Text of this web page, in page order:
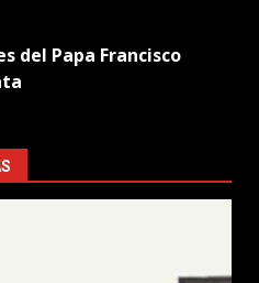
del Papa Francisco